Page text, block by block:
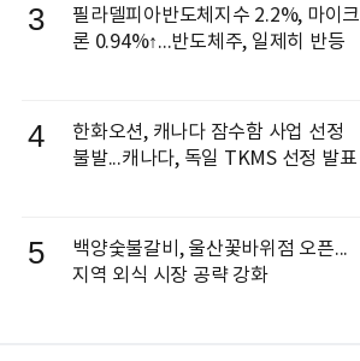
3
필라델피아반도체지수 2.2%, 마이크
론 0.94%↑...반도체주, 일제히 반등
4
한화오션, 캐나다 잠수함 사업 선정
불발...캐나다, 독일 TKMS 선정 발표
5
백양숯불갈비, 울산꽃바위점 오픈...
지역 외식 시장 공략 강화